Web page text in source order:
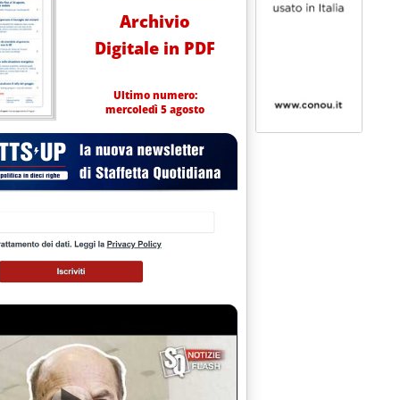
Archivio
Digitale in PDF
Ultimo numero:
mercoledì 5 agosto